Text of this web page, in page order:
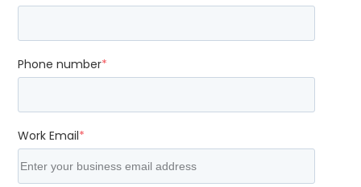
Phone number*
Work Email*